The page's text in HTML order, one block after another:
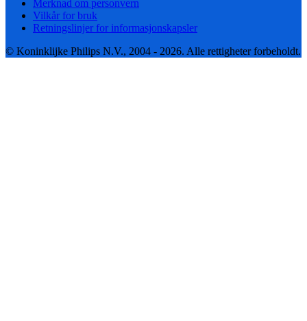
Merknad om personvern
Vilkår for bruk
Retningslinjer for informasjonskapsler
© Koninklijke Philips N.V., 2004 - 2026. Alle rettigheter forbeholdt.